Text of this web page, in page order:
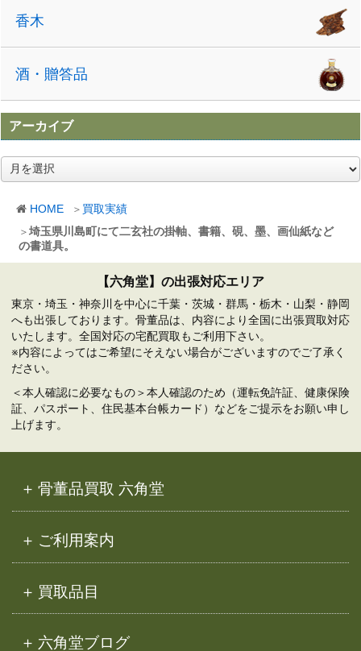
HOME
買取実績
埼玉県川島町にて二玄社の掛軸、書籍、硯、墨、画仙紙など
の書道具。
香木
酒・贈答品
アーカイブ
ア
ー
【六角堂】の出張対応エリア
東京・埼玉・神奈川を中心に千葉・茨城・群馬・栃木・山梨・静岡
へも出張しております。骨董品は、内容により全国に出張買取対応
いたします。全国対応の宅配買取もご利用下さい。
※内容によってはご希望にそえない場合がございますのでご了承く
ださい。
＜本人確認に必要なもの＞本人確認のため（運転免許証、健康保険
証、パスポート、住民基本台帳カード）などをご提示をお願い申し
上げます。
骨董品買取 六角堂
ご利用案内
買取品目
六角堂ブログ